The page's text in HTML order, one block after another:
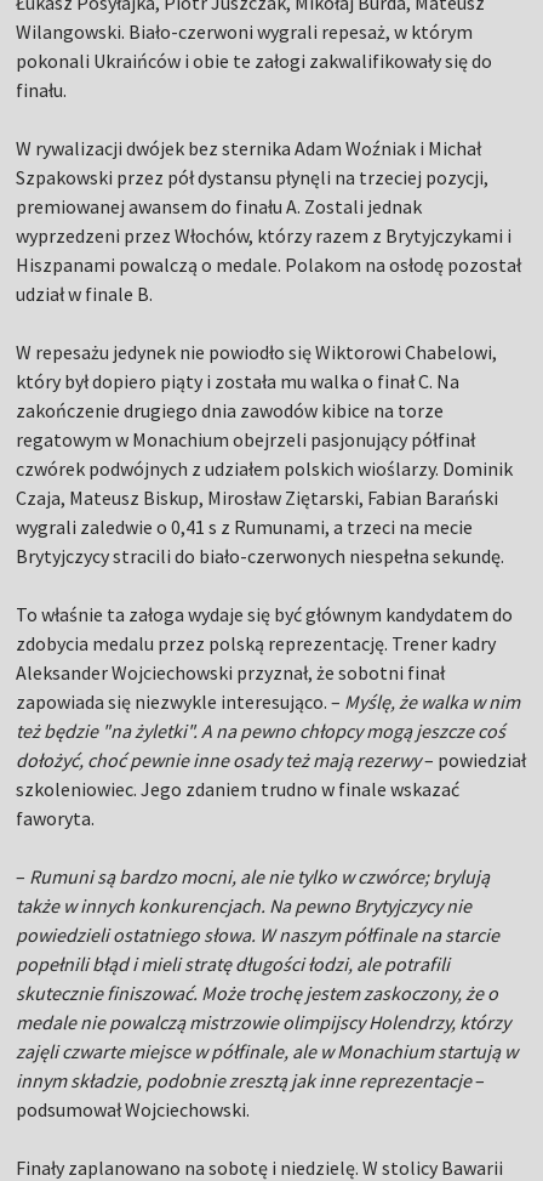
Wilangowski. Biało-czerwoni wygrali repesaż, w którym
pokonali Ukraińców i obie te załogi zakwalifikowały się do
finału.
W rywalizacji dwójek bez sternika Adam Woźniak i Michał
Szpakowski przez pół dystansu płynęli na trzeciej pozycji,
premiowanej awansem do finału A. Zostali jednak
wyprzedzeni przez Włochów, którzy razem z Brytyjczykami i
Hiszpanami powalczą o medale. Polakom na osłodę pozostał
udział w finale B.
W repesażu jedynek nie powiodło się Wiktorowi Chabelowi,
który był dopiero piąty i została mu walka o finał C. Na
zakończenie drugiego dnia zawodów kibice na torze
regatowym w Monachium obejrzeli pasjonujący półfinał
czwórek podwójnych z udziałem polskich wioślarzy. Dominik
Czaja, Mateusz Biskup, Mirosław Ziętarski, Fabian Barański
wygrali zaledwie o 0,41 s z Rumunami, a trzeci na mecie
Brytyjczycy stracili do biało-czerwonych niespełna sekundę.
To właśnie ta załoga wydaje się być głównym kandydatem do
zdobycia medalu przez polską reprezentację. Trener kadry
Aleksander Wojciechowski przyznał, że sobotni finał
zapowiada się niezwykle interesująco. – Myślę, że walka w nim
też będzie "na żyletki". A na pewno chłopcy mogą jeszcze coś
dołożyć, choć pewnie inne osady też mają rezerwy– powiedział
szkoleniowiec. Jego zdaniem trudno w finale wskazać
faworyta.
– Rumuni są bardzo mocni, ale nie tylko w czwórce; brylują
także w innych konkurencjach. Na pewno Brytyjczycy nie
powiedzieli ostatniego słowa. W naszym półfinale na starcie
popełnili błąd i mieli stratę długości łodzi, ale potrafili
skutecznie finiszować. Może trochę jestem zaskoczony, że o
medale nie powalczą mistrzowie olimpijscy Holendrzy, którzy
zajęli czwarte miejsce w półfinale, ale w Monachium startują w
innym składzie, podobnie zresztą jak inne reprezentacje–
podsumował Wojciechowski.
Finały zaplanowano na sobotę i niedzielę. W stolicy Bawarii